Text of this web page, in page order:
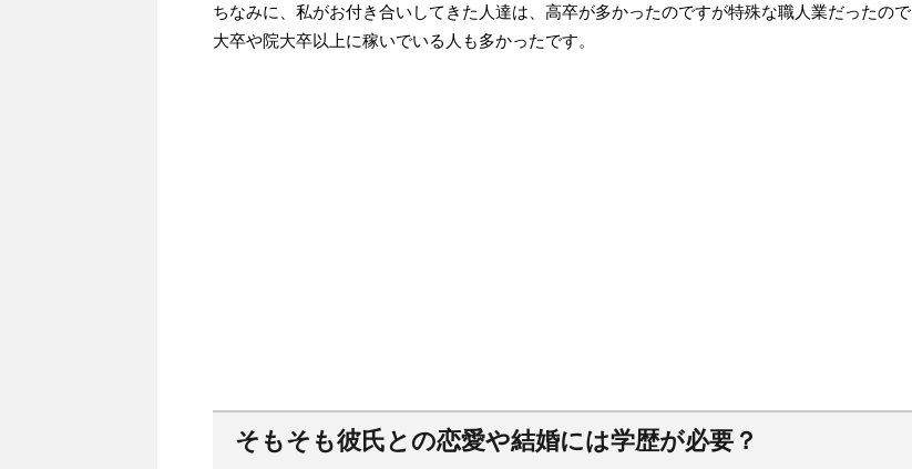
ちなみに、私がお付き合いしてきた人達は、高卒が多かったのですが特殊な職人業だったので
大卒や院大卒以上に稼いでいる人も多かったです。
そもそも彼氏との恋愛や結婚には学歴が必要？